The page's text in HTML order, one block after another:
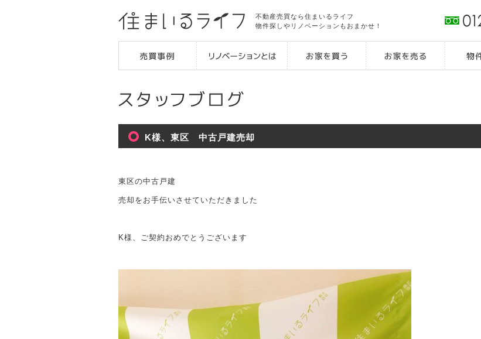
不動産売買なら住まいるライフ
物件探しやリノベーションもおまかせ！
K様、東区 中古戸建売却
東区の中古戸建
売却をお手伝いさせていただきました
K様、ご契約おめでとうございます